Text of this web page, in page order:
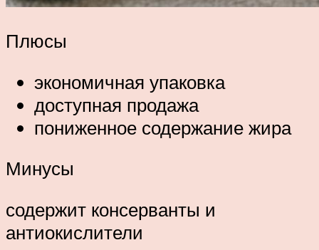
Плюсы
экономичная упаковка
доступная продажа
пониженное содержание жира
Минусы
содержит консерванты и
антиокислители